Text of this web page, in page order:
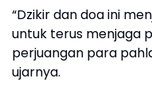
“Dzikir dan doa ini
untuk terus menjaga
perjuangan para
ujarnya.